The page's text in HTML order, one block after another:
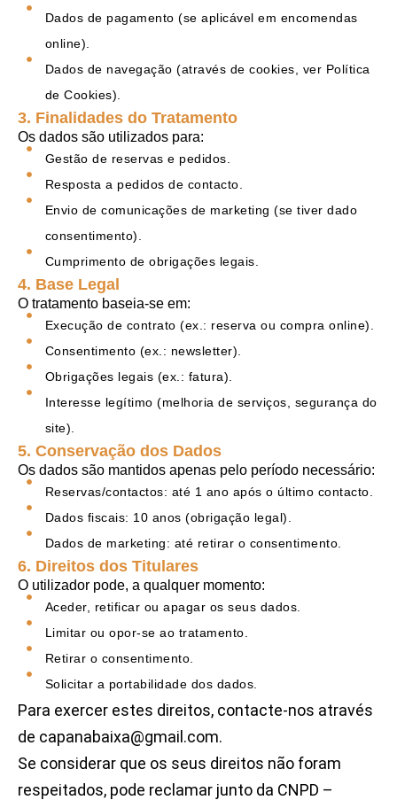
Dados de pagamento (se aplicável em encomendas
online).
Dados de navegação (através de cookies, ver Política
de Cookies).
3. Finalidades do Tratamento
Os dados são utilizados para:
Gestão de reservas e pedidos.
Resposta a pedidos de contacto.
Envio de comunicações de marketing (se tiver dado
consentimento).
Cumprimento de obrigações legais.
4. Base Legal
O tratamento baseia-se em:
Execução de contrato (ex.: reserva ou compra online).
Consentimento (ex.: newsletter).
Obrigações legais (ex.: fatura).
Interesse legítimo (melhoria de serviços, segurança do
site).
5. Conservação dos Dados
Os dados são mantidos apenas pelo período necessário:
Reservas/contactos: até 1 ano após o último contacto.
Dados fiscais: 10 anos (obrigação legal).
Dados de marketing: até retirar o consentimento.
6. Direitos dos Titulares
O utilizador pode, a qualquer momento:
Aceder, retificar ou apagar os seus dados.
Limitar ou opor-se ao tratamento.
Retirar o consentimento.
Solicitar a portabilidade dos dados.
Para exercer estes direitos, contacte-nos através
de capanabaixa@gmail.com.
Se considerar que os seus direitos não foram
respeitados, pode reclamar junto da CNPD –